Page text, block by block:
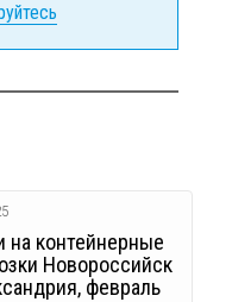
на контейнерные
Новороссийск
февраль